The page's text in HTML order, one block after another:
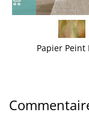
Papier Peint